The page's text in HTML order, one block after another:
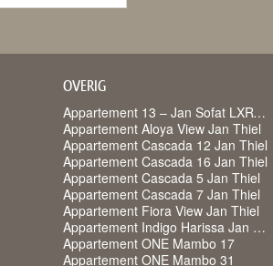
OVERIG
Appartement 13 – Jan Sofat LXRY Resort
Appartement Aloya View Jan Thiel
Appartement Cascada 12 Jan Thiel
Appartement Cascada 16 Jan Thiel
Appartement Cascada 5 Jan Thiel
Appartement Cascada 7 Jan Thiel
Appartement Fiora View Jan Thiel
Appartement Indigo Harissa Jan Thiel
Appartement ONE Mambo 17
Appartement ONE Mambo 31